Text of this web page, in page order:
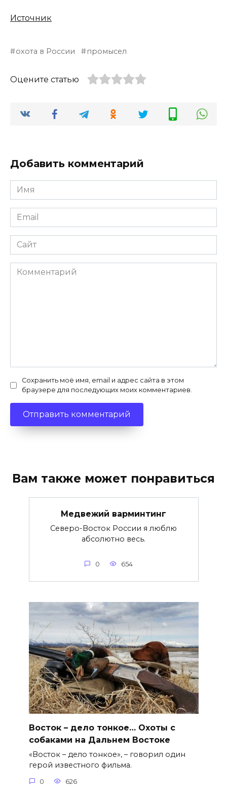
Источник
охота в России промысел
Оцените статью
Добавить комментарий
Имя
*
Email
*
Сайт
Комментарий
Сохранить моё имя, email и адрес сайта в этом
браузере для последующих моих комментариев.
Вам также может понравиться
Медвежий варминтинг
Северо-Восток России я люблю
абсолютно весь.
0 654
Восток – дело тонкое… Охоты с
собаками на Дальнем Востоке
«Восток – дело тонкое», – говорил один
герой известного фильма.
0 626